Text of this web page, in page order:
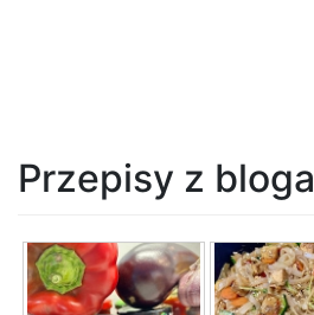
Przepisy z bloga